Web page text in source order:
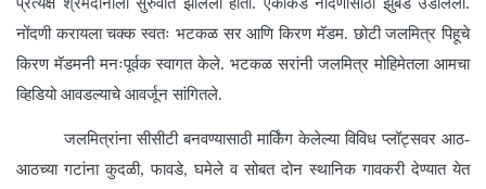
नोंदणी करायला चक्क स्वतः भटकळ सर आणि किरण मॅडम. छोटी जलमित्र पिहूचे
किरण मॅडमनी मनःपूर्वक स्वागत केले. भटकळ सरांनी जलमित्र मोहिमेतला आमचा
व्हिडियो आवडल्याचे आवर्जून सांगितले.
जलमित्रांना सीसीटी बनवण्यासाठी मार्किंग केलेल्या विविध प्लॉट्सवर आठ-
आठच्या गटांना कुदळी, फावडे, घमेले व सोबत दोन स्थानिक गावकरी देण्यात येत